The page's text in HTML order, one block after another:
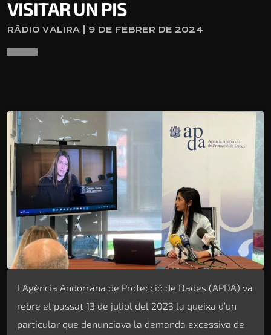
VISITAR UN PIS
RÀDIO VALIRA | 9 DE FEBRER DE 2024
L’Agència Andorrana de Protecció de Dades (APDA) va
rebre el passat 13 de juliol del 2023 la queixa d’un
particular que denunciava la demanda excessiva de